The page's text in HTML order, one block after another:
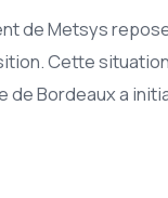
de Metsys
Cette
de Bordeaux a